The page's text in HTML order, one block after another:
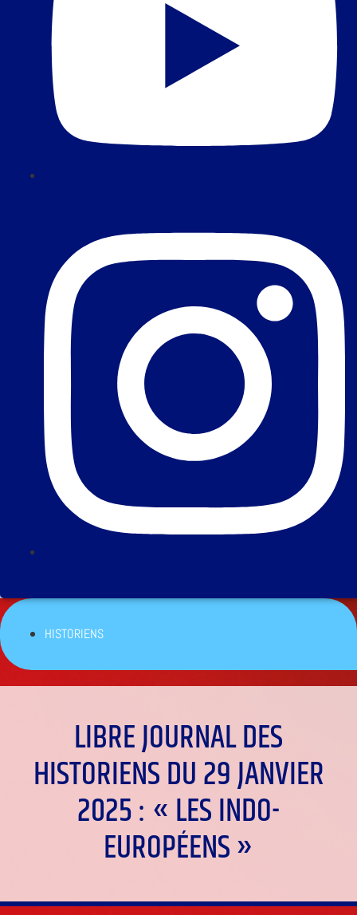
HISTORIENS
LIBRE JOURNAL DES
HISTORIENS DU 29 JANVIER
2025 : « LES INDO-
EUROPÉENS »